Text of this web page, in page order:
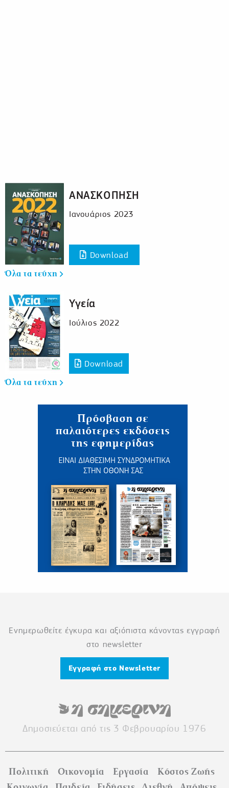
ΑΝΑΣΚΟΠΗΣΗ
Ιανουάριος 2023
Download
Όλα τα τεύχη
Υγεία
Ιούλιος 2022
Download
Όλα τα τεύχη
Ενημερωθείτε έγκυρα και αξιόπιστα κάνοντας εγγραφή
στο newsletter
Εγγραφή στο Newsletter
Δημοσιεύεται από τις 3 Φεβρουαρίου 1976
Πολιτική Οικονομία Εργασία
Κόστος Ζωής